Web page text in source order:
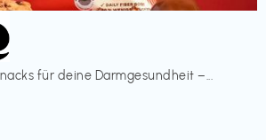
für deine Darmgesundheit –...